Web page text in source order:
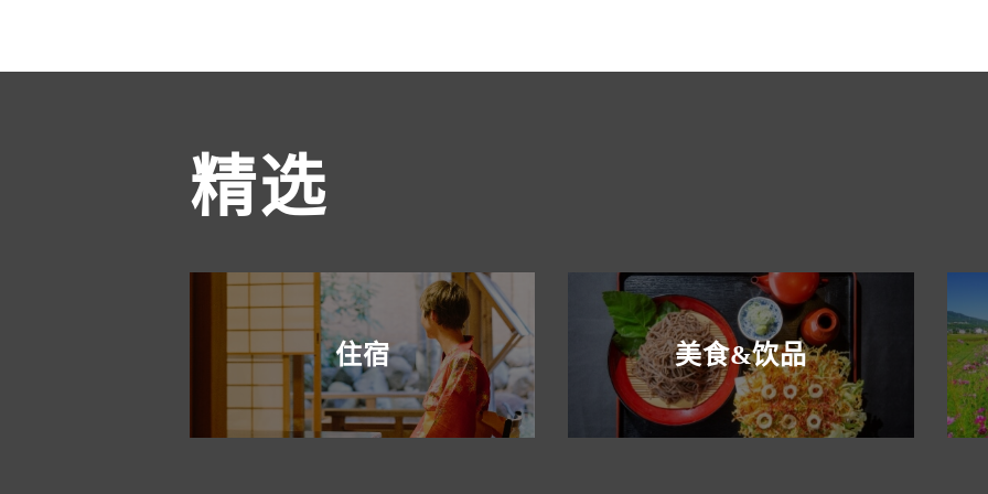
精选
住宿 美食&饮品